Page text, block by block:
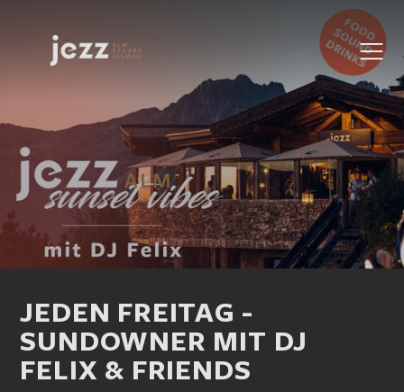
JEDEN FREITAG -
SUNDOWNER MIT DJ
FELIX & FRIENDS